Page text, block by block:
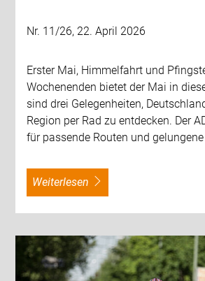
Nr. 11/26, 22. April 2026
Erster Mai, Himmelfahrt und
Wochenenden bietet der Mai in
sind drei Gelegenheiten,
Region per Rad zu entdecken. Der
für passende Routen und
weiterlesen